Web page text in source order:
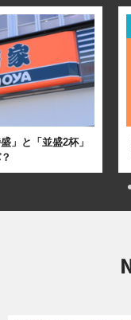
」と「並盛2杯」